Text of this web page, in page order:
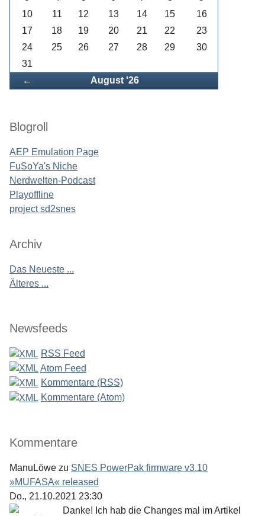
← August '26
10
11 12 13 14 15
16
17
18 19 20 21 22
23
24
25 26 27 28 29
30
31
Blogroll
AEP Emulation Page
FuSoYa's Niche
Nerdwelten-Podcast
Playoffline
project sd2snes
Archiv
Das Neueste ...
Älteres ...
Newsfeeds
RSS Feed
Atom Feed
Kommentare (RSS)
Kommentare (Atom)
Kommentare
ManuLöwe zu SNES PowerPak firmware v3.10
»MUFASA« released
Do., 21.10.2021 23:30
Danke! Ich hab die Changes mal im Artikel